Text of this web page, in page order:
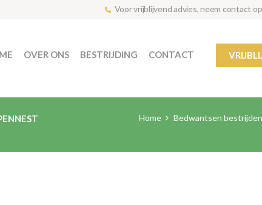
Voor vrijblijvend advies, neem contact
OVER ONS BESTRIJDING CONTACT
Home Bedwantsen